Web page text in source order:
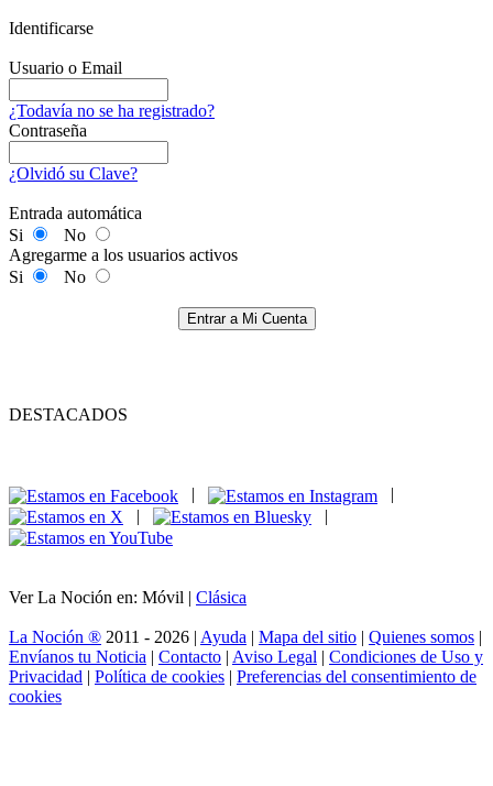
Identificarse
Usuario o Email
¿Todavía no se ha registrado?
Contraseña
¿Olvidó su Clave?
Entrada automática
Si
No
Agregarme a los usuarios activos
Si
No
Entrar a Mi Cuenta
DESTACADOS
|
|
Ver La Noción en: Móvil | Clásica
La Noción ® 2011 - 2026 | Ayuda | Mapa del sitio | Quienes somos |
Envíanos tu Noticia | Contacto | Aviso Legal | Condiciones de Uso y
Privacidad | Política de cookies | Preferencias del consentimiento de
cookies